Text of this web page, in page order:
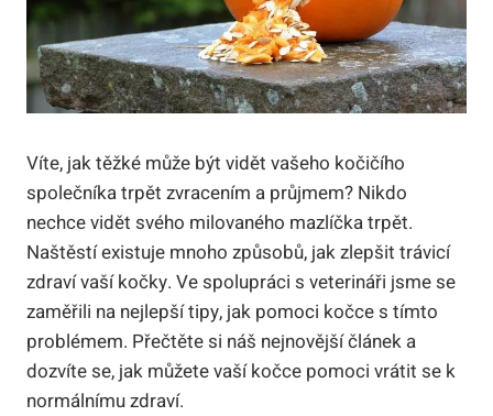
Víte, jak těžké může být vidět vašeho kočičího
společníka trpět zvracením a průjmem? Nikdo
nechce vidět svého milovaného mazlíčka trpět.
Naštěstí existuje mnoho způsobů, jak zlepšit trávicí
zdraví vaší kočky. Ve spolupráci s veterináři jsme se
zaměřili na nejlepší tipy, jak pomoci kočce s tímto
problémem. Přečtěte si náš nejnovější článek a
dozvíte se, jak můžete vaší kočce pomoci vrátit se k
normálnímu zdraví.